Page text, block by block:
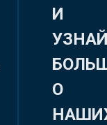
И
О